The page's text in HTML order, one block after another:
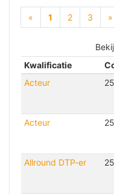
« 1 (current)
2 3 »
Kwalificatie
Acteur
Acteur
Allround DTP-er